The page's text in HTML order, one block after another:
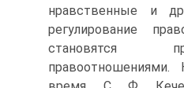
нравственные и
регулирование
становятся